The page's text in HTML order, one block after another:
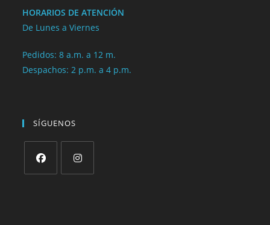
HORARIOS DE ATENCIÓN
De Lunes a Viernes
Pedidos: 8 a.m. a 12 m.
Despachos: 2 p.m. a 4 p.m.
SÍGUENOS